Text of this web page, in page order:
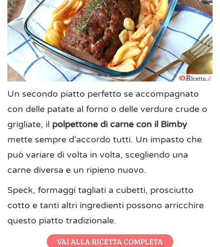
Un secondo piatto perfetto se accompagnato
con delle patate al forno o delle verdure crude o
grigliate, il polpettone di carne con il Bimby
mette sempre d'accordo tutti. Un impasto che
può variare di volta in volta, scegliendo una
carne diversa e un ripieno nuovo.
Speck, formaggi tagliati a cubetti, prosciutto
cotto e tanti altri ingredienti possono arricchire
questo piatto tradizionale.
VAI ALLA RICETTA COMPLETA